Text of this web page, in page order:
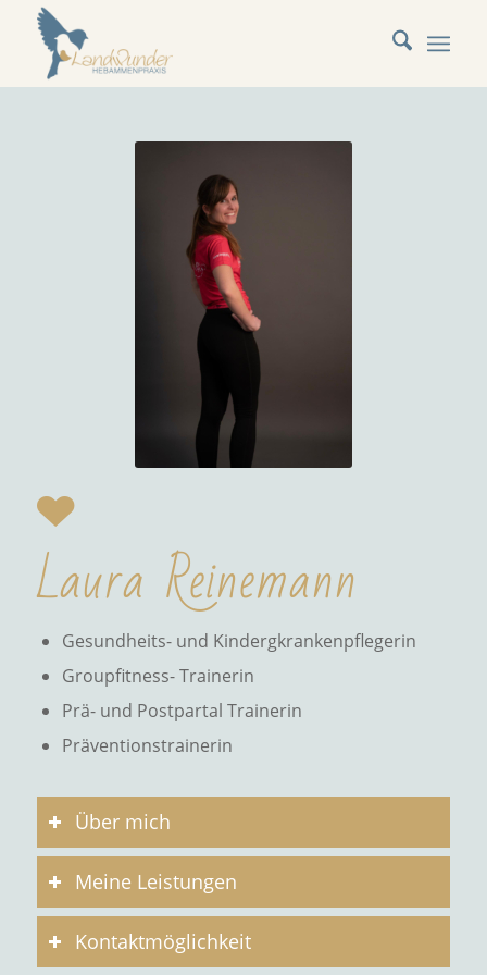
Laura Reinemann
Gesundheits- und Kindergkrankenpflegerin
Groupfitness- Trainerin
Prä- und Postpartal Trainerin
Präventionstrainerin
Über mich
Meine Leistungen
Kontaktmöglichkeit